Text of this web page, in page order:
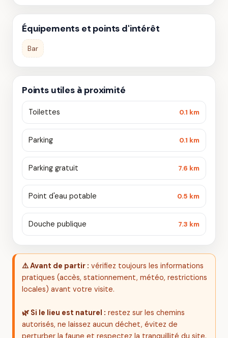
Équipements et points d'intérêt
Bar
Points utiles à proximité
Toilettes 0.1 km
Parking 0.1 km
Parking gratuit 7.6 km
Point d'eau potable 0.5 km
Douche publique 7.3 km
⚠️ Avant de partir : vérifiez toujours les informations
pratiques (accès, stationnement, météo, restrictions
locales) avant votre visite.
🌿 Si le lieu est naturel : restez sur les chemins
autorisés, ne laissez aucun déchet, évitez de
perturber la faune et respectez la tranquillité du site.